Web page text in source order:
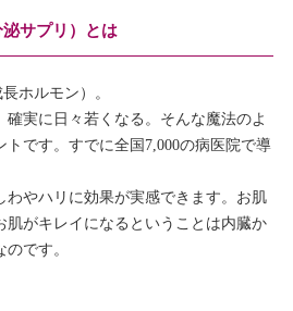
サプリ）とは
ホルモン）。
実に日々若くなる。そんな魔法のよ
トです。すでに全国7,000の病医院で導
わやハリに効果が実感できます。お肌
肌がキレイになるということは内臓か
です。